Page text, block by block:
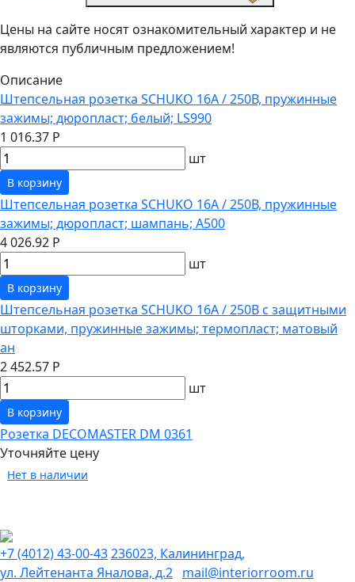
Цены на сайте носят ознакомительный характер и не
являются публичным предложением!
Описание
Штепсельная розетка SCHUKO 16А / 250В, пружинные
зажимы; дюропласт; белый; LS990
1 016.37 Р
шт
В корзину
Штепсельная розетка SCHUKO 16А / 250В, пружинные
зажимы; дюропласт; шампань; A500
4 026.92 Р
шт
В корзину
Штепсельная розетка SCHUKO 16А / 250В с защитными
шторками, пружинные зажимы; термопласт; матовый
ан
2 452.57 Р
шт
В корзину
Розетка DECOMASTER DM 0361
Уточняйте цену
Нет в наличии
+7 (4012) 43-00-43236023, Калининград,
ул. Лейтенанта Яналова, д.2 mail@interiorroom.ru